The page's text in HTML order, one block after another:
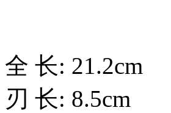
全 长: 21.2cm
刃 长: 8.5cm